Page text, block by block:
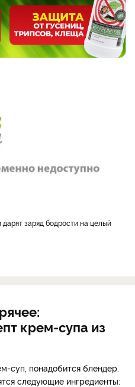
крем-супа из
суп, понадобится блендер.
следующие ингредиенты: